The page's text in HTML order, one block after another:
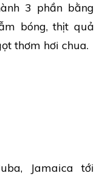
3 phần bằng
bóng, thịt quả
thơm hơi chua.
Jamaica tới